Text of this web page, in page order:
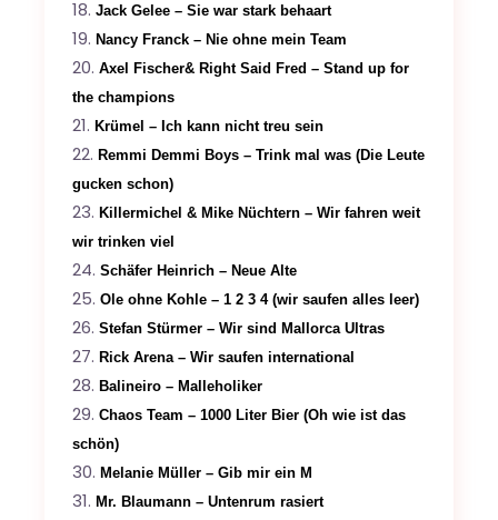
Jack Gelee – Sie war stark behaart
Nancy Franck – Nie ohne mein Team
Axel Fischer& Right Said Fred – Stand up for
the champions
Krümel – Ich kann nicht treu sein
Remmi Demmi Boys – Trink mal was (Die Leute
gucken schon)
Killermichel & Mike Nüchtern – Wir fahren weit
wir trinken viel
Schäfer Heinrich – Neue Alte
Ole ohne Kohle – 1 2 3 4 (wir saufen alles leer)
Stefan Stürmer – Wir sind Mallorca Ultras
Rick Arena – Wir saufen international
Balineiro – Malleholiker
Chaos Team – 1000 Liter Bier (Oh wie ist das
schön)
Melanie Müller – Gib mir ein M
Mr. Blaumann – Untenrum rasiert